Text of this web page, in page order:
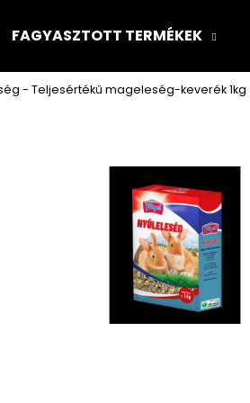
FAGYASZTOTT TERMÉKEK
- Teljesértékű mageleség-keverék 1kg
Mit keres?